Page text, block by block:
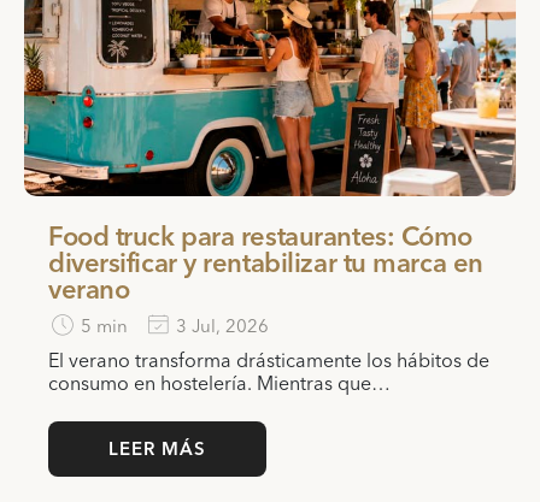
Food truck para restaurantes: Cómo
diversificar y rentabilizar tu marca en
verano
5 min 3 Jul, 2026
El verano transforma drásticamente los hábitos de
consumo en hostelería. Mientras que…
LEER MÁS